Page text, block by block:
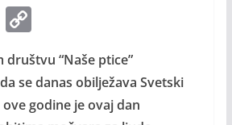
m
C
o
p
y
“Naše ptice”
se danas obilježava Svetski
godine je ovaj dan